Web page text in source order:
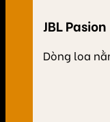
JBL Pasion
Dòng loa